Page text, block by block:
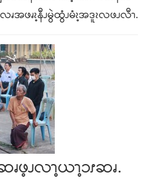
အဖၧၩ့နီၪမွဲထွံၪမံၩ့အဒူၩလဖၪလီၫ.
ဖ့ၪလၫ့ယၫ့ၥၭဆၧ.